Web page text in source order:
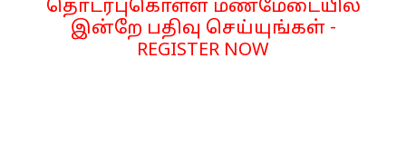
தொடர்புகொள்ள மணமேடையில்
இன்றே பதிவு செய்யுங்கள் -
REGISTER NOW